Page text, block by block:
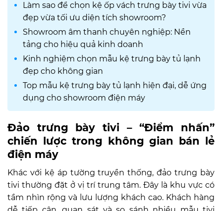
Làm sao để chọn kệ ốp vách trưng bày tivi vừa
đẹp vừa tối ưu diện tích showroom?
Showroom âm thanh chuyên nghiệp: Nền
tảng cho hiệu quả kinh doanh
Kinh nghiệm chọn mẫu kệ trưng bày tủ lạnh
đẹp cho không gian
Top mẫu kệ trưng bày tủ lạnh hiện đại, dễ ứng
dụng cho showroom điện máy
Đảo trưng bày tivi – “Điểm nhấn”
chiến lược trong không gian bán lẻ
điện máy
Khác với kệ áp tường truyền thống, đảo trưng bày
tivi thường đặt ở vị trí trung tâm. Đây là khu vực có
tầm nhìn rộng và lưu lượng khách cao. Khách hàng